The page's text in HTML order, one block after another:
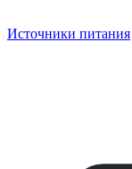
Источники питания